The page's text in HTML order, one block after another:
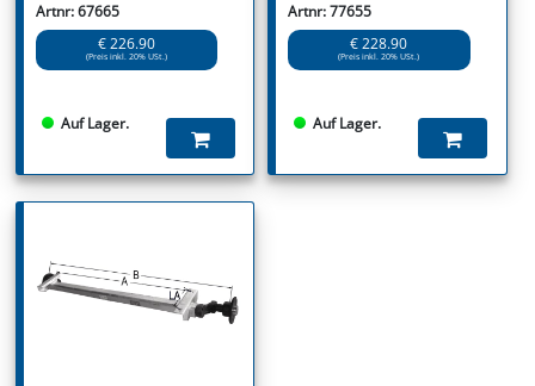
Artnr: 67665
€ 226.90
(Preis inkl. 20% USt.)
Auf Lager.
Artnr: 77655
€ 228.90
(Preis inkl. 20% USt.)
Auf Lager.